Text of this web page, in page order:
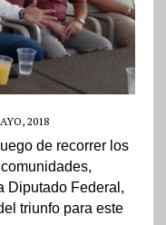
2018
de recorrer los
Diputado Federal,
triunfo para este